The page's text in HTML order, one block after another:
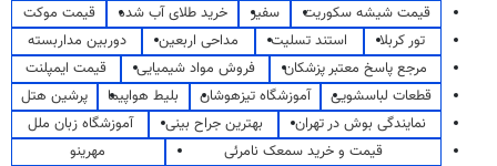
قیمت شیشه سکوریت سفیر خرید طلای آب شده
قیمت موکت
تور کربلا
استند تسلیت مداحی اربعین
دوربین مداربسته
مرجع پاسخ معتبر پزشکان
فروش مواد شیمیایی
قیمت ایمپلنت
قطعات لباسشویی
آموزشگاه تیزهوشان بلیط هواپیما
پرشین هتل
نمایندگی بوش در تهران
بهترین جراح بینی
آموزشگاه زبان ملل
قیمت و خرید سمعک نامرئی
مهرینو